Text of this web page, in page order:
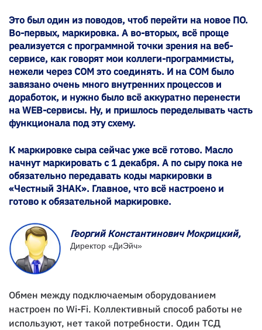
Это был один из поводов, чтоб перейти на новое ПО.
Во-первых, маркировка. А во-вторых, всё проще
реализуется с программной точки зрения на веб-
сервисе, как говорят мои коллеги-программисты,
нежели через COM это соединять. И на COM было
завязано очень много внутренних процессов и
доработок, и нужно было всё аккуратно перенести
на WEB-сервисы. Ну, и пришлось переделывать часть
функционала под эту схему.
К маркировке сыра сейчас уже всё готово. Масло
начнут маркировать с 1 декабря. А по сыру пока не
обязательно передавать коды маркировки в
«Честный ЗНАК». Главное, что всё настроено и
готово к обязательной маркировке.
Георгий Константинович Мокрицкий,
Директор «ДиЭйч»
Обмен между подключаемым оборудованием
настроен по Wi-Fi. Коллективный способ работы не
используют, нет такой потребности. Один ТСД